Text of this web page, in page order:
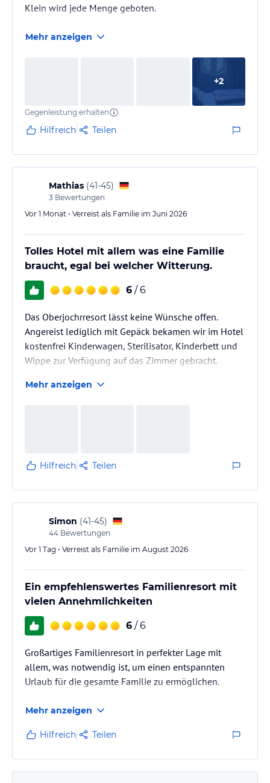
Klein wird jede Menge geboten.
Mehr anzeigen
+2
Gegenleistung erhalten
Hilfreich Teilen
Mathias (41-45)
3 Bewertungen
Vor 1 Monat • Verreist als Familie im Juni 2026
Tolles Hotel mit allem was eine Familie
braucht, egal bei welcher Witterung.
6 / 6
Das Oberjochrresort lässt keine Wünsche offen.
Angereist lediglich mit Gepäck bekamen wir im Hotel
kostenfrei Kinderwagen, Sterilisator, Kinderbett und
Wippe zur Verfügung auf das Zimmer gebracht.
Das Personal ist sehr höflich und zuvorkommend, ein
Regen und Nebel gab, trotz diesem Wetter haben wir
täglich…
Mehr anzeigen
Hilfreich Teilen
Simon (41-45)
44 Bewertungen
Vor 1 Tag • Verreist als Familie im August 2026
Ein empfehlenswertes Familienresort mit
vielen Annehmlichkeiten
6 / 6
Großartiges Familienresort in perfekter Lage mit
allem, was notwendig ist, um einen entspannten
Urlaub für die gesamte Familie zu ermöglichen.
Mehr anzeigen
Hilfreich Teilen